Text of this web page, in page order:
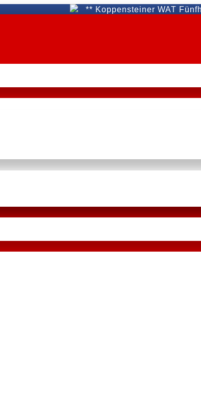
** Koppensteiner WAT Fünfhaus **